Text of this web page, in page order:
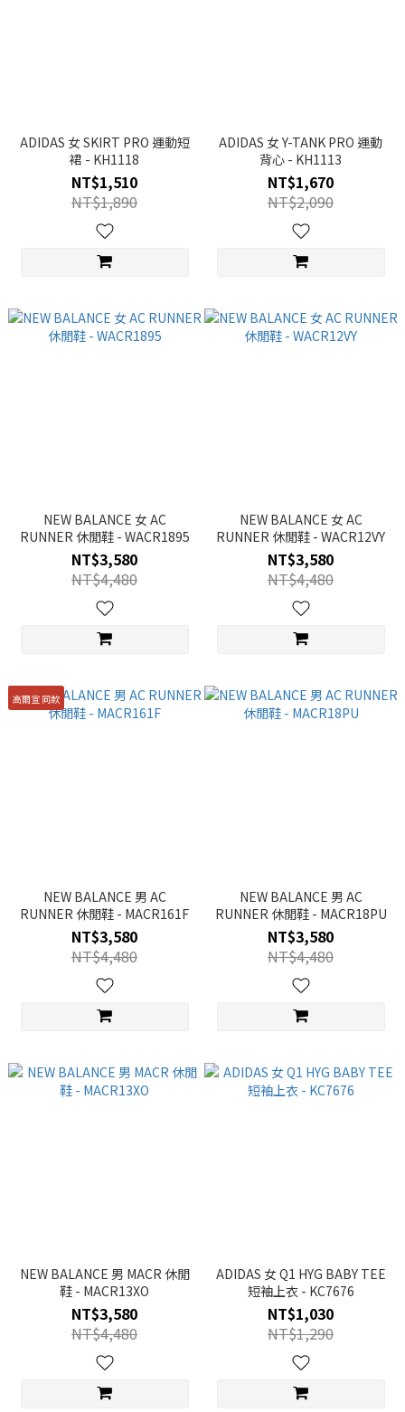
ADIDAS 女 SKIRT PRO 運動短
裙 - KH1118
NT$1,510
NT$1,890
ADIDAS 女 Y-TANK PRO 運動
背心 - KH1113
NT$1,670
NT$2,090
NEW BALANCE 女 AC
RUNNER 休閒鞋 - WACR1895
NT$3,580
NT$4,480
NEW BALANCE 女 AC
RUNNER 休閒鞋 - WACR12VY
NT$3,580
NT$4,480
高爾宣 同款
NEW BALANCE 男 AC
RUNNER 休閒鞋 - MACR161F
NT$3,580
NT$4,480
NEW BALANCE 男 AC
RUNNER 休閒鞋 - MACR18PU
NT$3,580
NT$4,480
NEW BALANCE 男 MACR 休閒
鞋 - MACR13XO
NT$3,580
NT$4,480
ADIDAS 女 Q1 HYG BABY TEE
短袖上衣 - KC7676
NT$1,030
NT$1,290